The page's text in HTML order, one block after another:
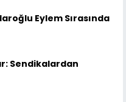
Eylem Sırasında
Sendikalardan